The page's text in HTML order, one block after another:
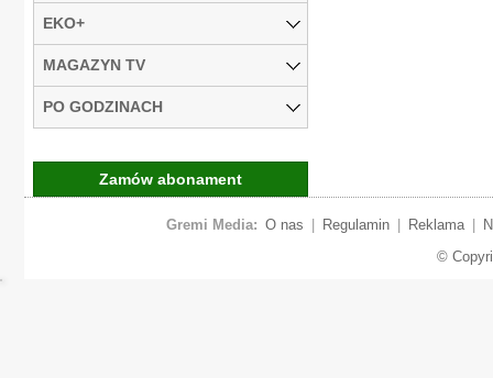
EKO+
MAGAZYN TV
PO GODZINACH
Zamów abonament
Gremi Media: O nas Regulamin Reklama
©